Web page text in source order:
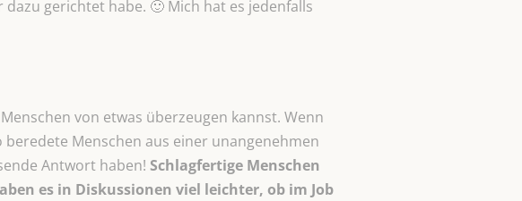
gerichtet habe. 🙂 Mich hat es jedenfalls
von etwas überzeugen kannst. Wenn
Menschen aus einer unangenehmen
Antwort haben! Schlagfertige Menschen
es in Diskussionen viel leichter, ob im Job